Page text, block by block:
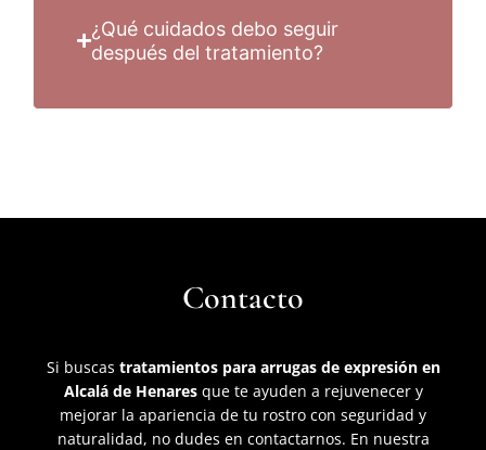
¿Qué cuidados debo seguir
después del tratamiento?
Contacto
Si buscas tratamientos para arrugas de expresión en
Alcalá de Henaresque te ayuden a rejuvenecer y
mejorar la apariencia de tu rostro con seguridad y
naturalidad, no dudes en contactarnos. En nuestra